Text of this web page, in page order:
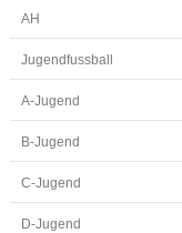
AH
Jugendfussball
A-Jugend
B-Jugend
C-Jugend
D-Jugend